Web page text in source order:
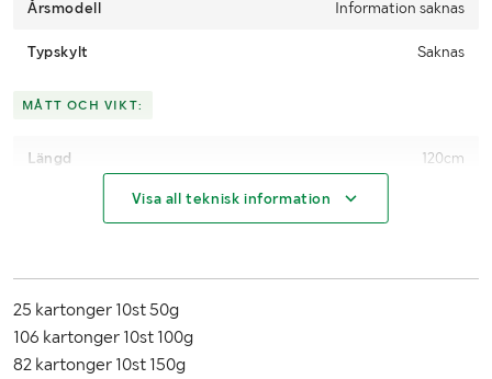
Årsmodell Information saknas
Typskylt Saknas
MÅTT OCH VIKT:
Längd 120cm
Visa all teknisk information
25 kartonger 10st 50g
106 kartonger 10st 100g
82 kartonger 10st 150g